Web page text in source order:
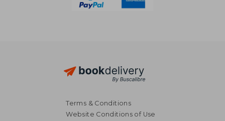
Terms & Conditions
Website Conditions of Use